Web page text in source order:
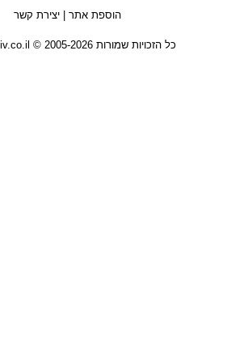
הוספת אתר |יצירת קשר
כל הזכויות שמורות 2005-2026 © www.kartiv.co.il